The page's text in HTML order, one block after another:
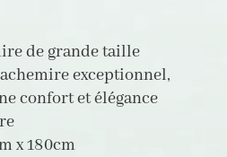
de grande taille
exceptionnel,
confort et élégance
x 180cm